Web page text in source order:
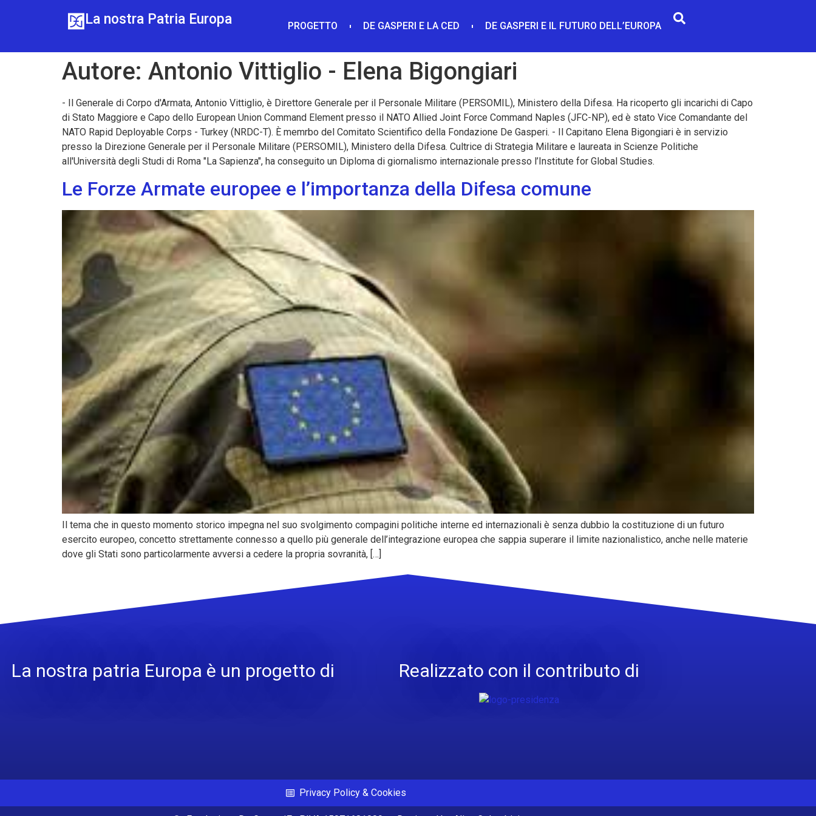
La nostra Patria Europa PROGETTO DE GASPERI E LA CED DE GASPERI E IL FUTURO DELL’EUROPA
Autore: Antonio Vittiglio - Elena Bigongiari
- Il Generale di Corpo d'Armata, Antonio Vittiglio, è Direttore Generale per il Personale Militare (PERSOMIL), Ministero della Difesa. Ha ricoperto gli incarichi di Capo
di Stato Maggiore e Capo dello European Union Command Element presso il NATO Allied Joint Force Command Naples (JFC-NP), ed è stato Vice Comandante del
NATO Rapid Deployable Corps - Turkey (NRDC-T). È memrbo del Comitato Scientifico della Fondazione De Gasperi. - Il Capitano Elena Bigongiari è in servizio
presso la Direzione Generale per il Personale Militare (PERSOMIL), Ministero della Difesa. Cultrice di Strategia Militare e laureata in Scienze Politiche
all'Università degli Studi di Roma "La Sapienza", ha conseguito un Diploma di giornalismo internazionale presso l’Institute for Global Studies.
Le Forze Armate europee e l’importanza della Difesa comune
Il tema che in questo momento storico impegna nel suo svolgimento compagini politiche interne ed internazionali è senza dubbio la costituzione di un futuro
esercito europeo, concetto strettamente connesso a quello più generale dell’integrazione europea che sappia superare il limite nazionalistico, anche nelle materie
dove gli Stati sono particolarmente avversi a cedere la propria sovranità, […]
La nostra patria Europa è un progetto di Realizzato con il contributo di
Privacy Policy & Cookies